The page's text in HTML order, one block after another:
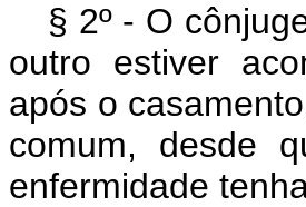
§ 2º - O
outro estiver
após o
comum, desde
enfermidade